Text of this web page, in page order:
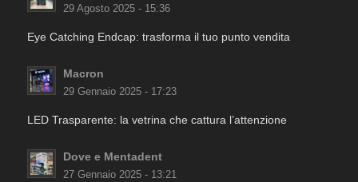
29 Agosto 2025 - 15:36
Eye Catching Endcap: trasforma il tuo punto vendita
Macron
29 Gennaio 2025 - 17:23
LED Trasparente: la vetrina che cattura l’attenzione
Dove e Mentadent
27 Gennaio 2025 - 13:21